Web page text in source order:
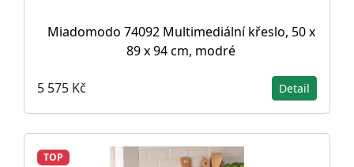
Miadomodo 74092 Multimediální křeslo, 50 x
89 x 94 cm, modré
5 575 Kč Detail
TOP